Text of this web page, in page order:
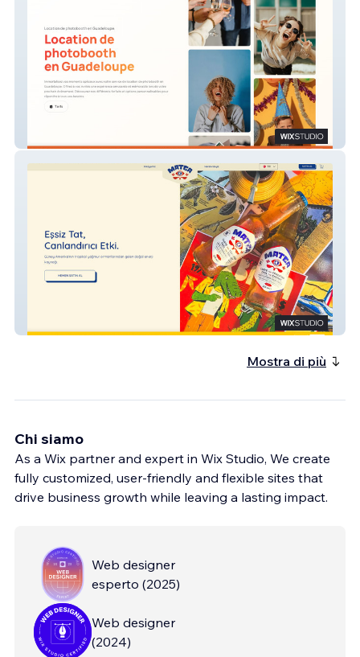
Mostra di più
Chi siamo
As a Wix partner and expert in Wix Studio, We create
fully customized, user-friendly and flexible sites that
drive business growth while leaving a lasting impact.
Web designer
esperto (2025)
Web designer
(2024)